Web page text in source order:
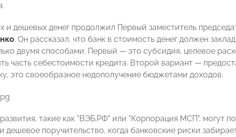
и дешевых денег продолжил Первый заместитель
. Он рассказал, что банк в стоимость денег должен
двумя способами. Первый — это субсидия, целевое
часть себестоимости кредита. Второй вариант —
это своеобразное недополучение бюджетами доходов.
такие как "ВЭБ.РФ" или "Корпорация МСП", могут
дешевое поручительство, когда банковские риски